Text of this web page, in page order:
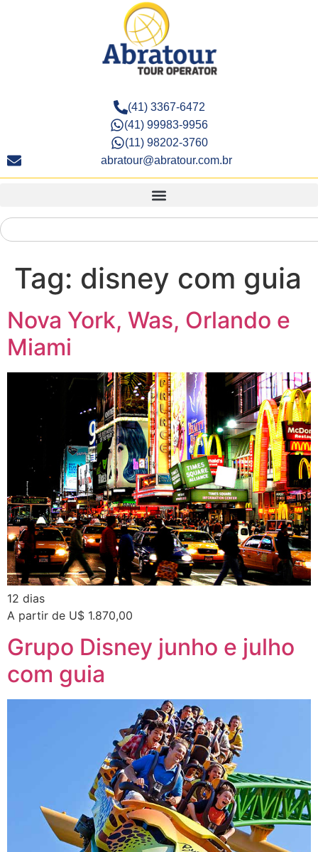
(41) 3367-6472
(41) 99983-9956
(11) 98202-3760
abratour@abratour.com.br
Tag: disney com guia
Nova York, Was, Orlando e
Miami
12 dias
A partir de U$ 1.870,00
Grupo Disney junho e julho
com guia